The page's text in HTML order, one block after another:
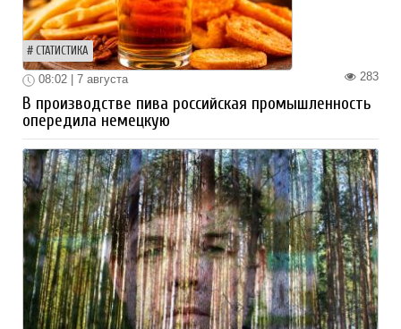
СТАТИСТИКА
283
08:02 | 7 августа
В производстве пива российская промышленность
опередила немецкую